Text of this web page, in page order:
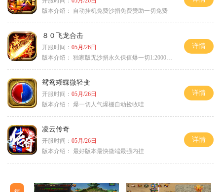
版本介绍：
自动挂机免费沙捐免费赞助一切免费
８０飞龙合击
开服时间： 05月/26日
版本介绍： 独家版无沙捐永久保值爆一切1:2000回1
详情
鸳鸯蝴蝶微轻变
开服时间： 05月/26日
版本介绍： 爆一切人气爆棚自动捡收哇
详情
凌云传奇
开服时间： 05月/26日
版本介绍： 最好版本最快微端最强内挂
详情